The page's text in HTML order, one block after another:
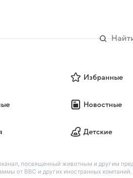
Избранные
Новостные
Детские
посвященный животным и другим
от BBC и других иностранных